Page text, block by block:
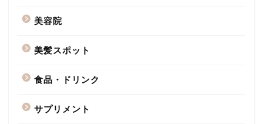
美容院
美髪スポット
食品・ドリンク
サプリメント